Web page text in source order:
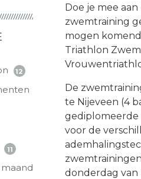
12
11
Doe je mee
zwemtraining
mogen
Triathlon Zwem
De
te Nijeveen (4
gediplomeerde
voor de
donderdag